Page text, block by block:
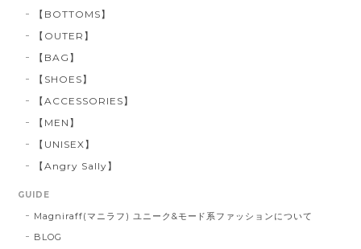
【BOTTOMS】
【OUTER】
【BAG】
【SHOES】
【ACCESSORIES】
【MEN】
【UNISEX】
【Angry Sally】
GUIDE
Magniraff(マニラフ) ユニーク&モード系ファッションについて
BLOG